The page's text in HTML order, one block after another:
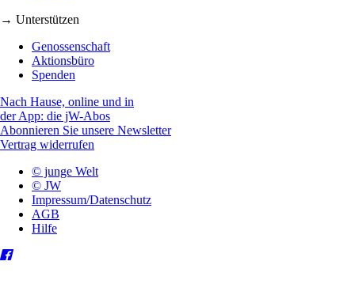
→ Unterstützen
Genossenschaft
Aktionsbüro
Spenden
Nach Hause, online und in
der App: die jW-Abos
Abonnieren Sie unsere Newsletter
Vertrag widerrufen
© junge Welt
© JW
Impressum/Datenschutz
AGB
Hilfe